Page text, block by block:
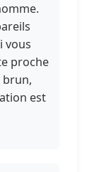
vous
proche
brun,
est